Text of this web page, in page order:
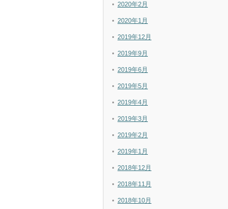
2020年2月
2020年1月
2019年12月
2019年9月
2019年6月
2019年5月
2019年4月
2019年3月
2019年2月
2019年1月
2018年12月
2018年11月
2018年10月